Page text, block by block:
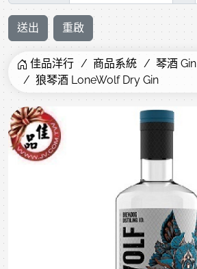
送出 重啟
佳品洋行 商品系統
琴酒 Gin
狼琴酒 LoneWolf Dry Gin